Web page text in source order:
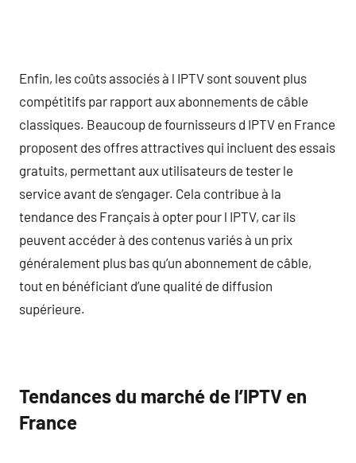
Enfin, les coûts associés à l IPTV sont souvent plus
compétitifs par rapport aux abonnements de câble
classiques. Beaucoup de fournisseurs d IPTV en France
proposent des offres attractives qui incluent des essais
gratuits, permettant aux utilisateurs de tester le
service avant de s’engager. Cela contribue à la
tendance des Français à opter pour l IPTV, car ils
peuvent accéder à des contenus variés à un prix
généralement plus bas qu’un abonnement de câble,
tout en bénéficiant d’une qualité de diffusion
supérieure.
Tendances du marché de l’IPTV en
France